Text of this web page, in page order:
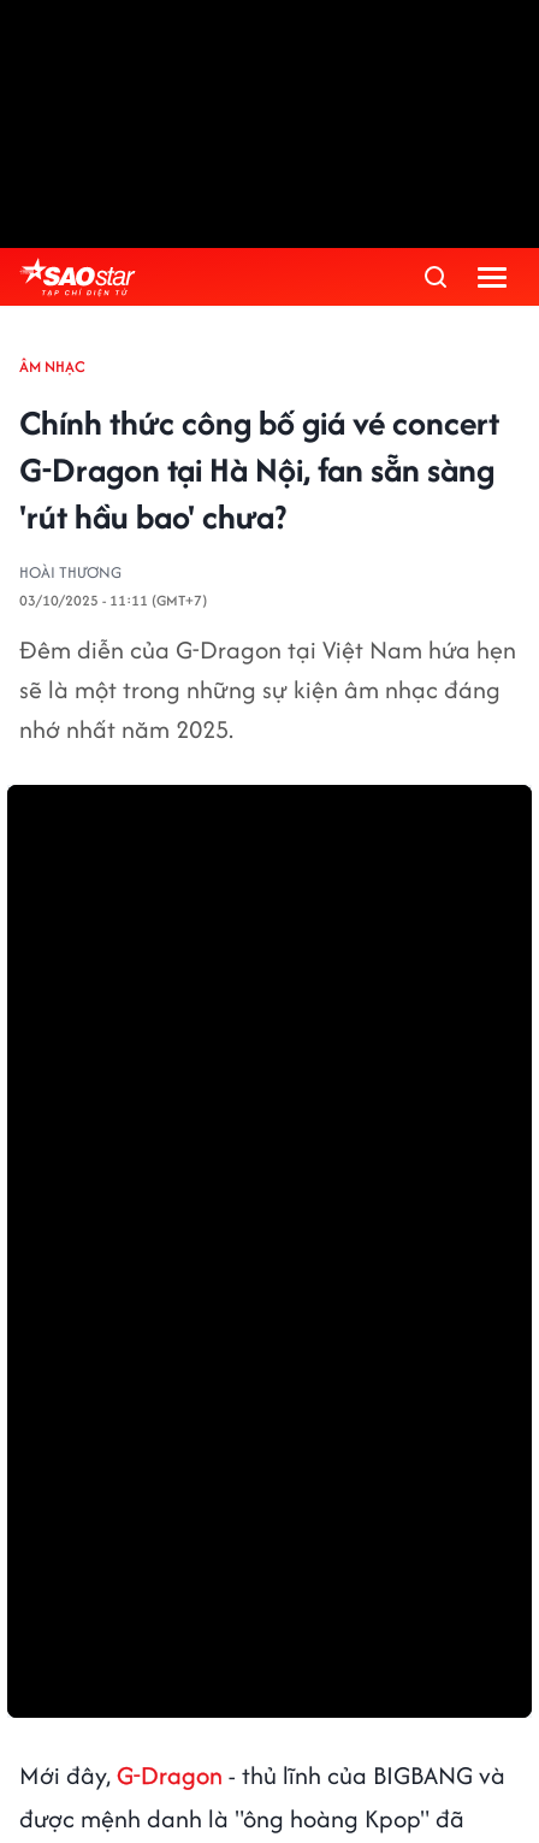
ÂM NHẠC
Chính thức công bố giá vé concert
G-Dragon tại Hà Nội, fan sẵn sàng
'rút hầu bao' chưa?
HOÀI THƯƠNG
03/10/2025 - 11:11 (GMT+7)
Đêm diễn của G-Dragon tại Việt Nam hứa hẹn
sẽ là một trong những sự kiện âm nhạc đáng
nhớ nhất năm 2025.
Mới đây,G-Dragon - thủ lĩnh của BIGBANG và
được mệnh danh là "ông hoàng Kpop" đã